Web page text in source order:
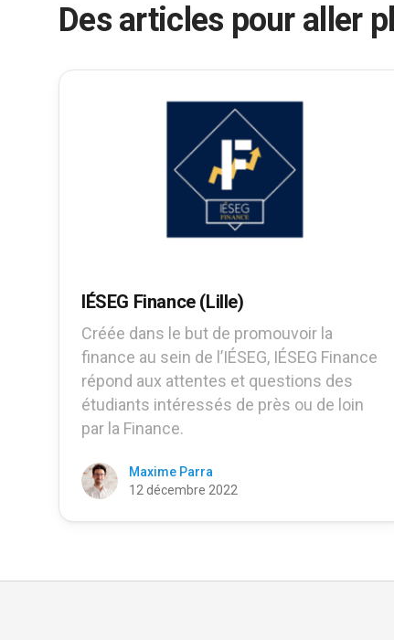
Des articles pour aller
IÉSEG Finance (Lille)
Créée dans le but de promouvoir la
finance au sein de l’IÉSEG, IÉSEG Finance
répond aux attentes et questions des
étudiants intéressés de près ou de loin
par la Finance.
Maxime Parra
12 décembre 2022